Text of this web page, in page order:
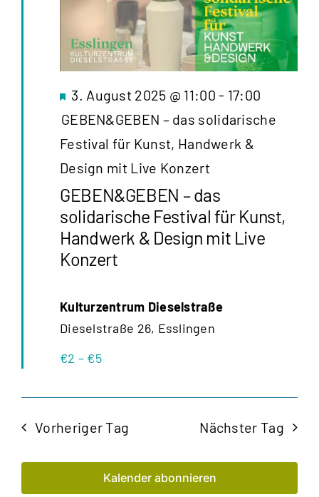
GEBEN&GEBEN – das
solidarische Festival für Kunst,
Handwerk & Design mit Live
Konzert
Hervorgehoben
3. August 2025 @ 11:00 - 17:00
GEBEN&GEBEN – das solidarische
Festival für Kunst, Handwerk &
Design mit Live Konzert
Kulturzentrum Dieselstraße
Dieselstraße 26, Esslingen
€2 – €5
Vorheriger Tag Nächster Tag
Kalender abonnieren